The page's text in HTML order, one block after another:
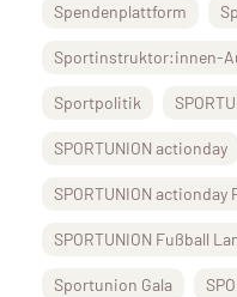
Spendenplattform
Sportinstruktor:innen-
Sportpolitik
SPORTUNION actionday
SPORTUNION actionday
SPORTUNION Fußball
Sportunion Gala